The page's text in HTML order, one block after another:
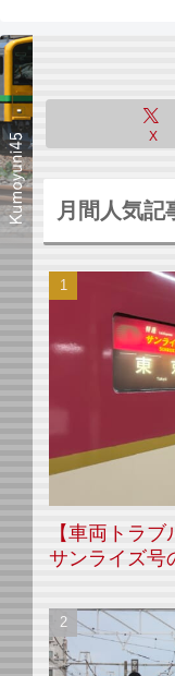
X
月間人気記
【車両トラ
サンライズ号